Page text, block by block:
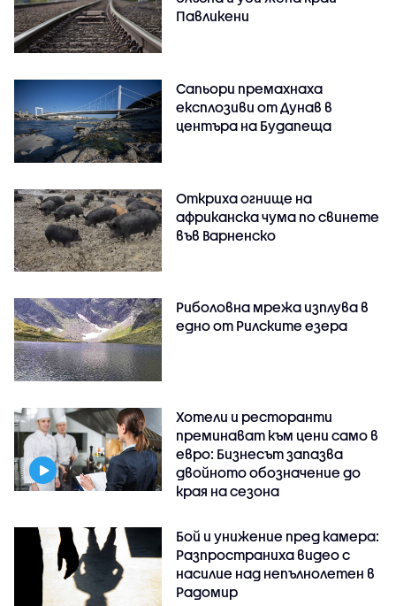
Павликени
Сапьори премахнаха
експлозиви от Дунав в
центъра на Будапеща
Откриха огнище на
африканска чума по свинете
във Варненско
Риболовна мрежа изплува в
едно от Рилските езера
Хотели и ресторанти
преминават към цени само в
евро: Бизнесът запазва
двойното обозначение до
края на сезона
Бой и унижение пред камера:
Разпространиха видео с
насилие над непълнолетен в
Радомир